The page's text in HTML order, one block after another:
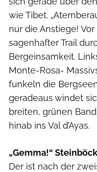
wie Tibet.
nur die Anstiege!
sagenhafter Trail
Bergeinsamkeit.
Monte-Rosa-
funkeln die
geradeaus windet
breiten, grünen
hinab ins Val d’Ayas.
„Gemma!“
Der ist nach der